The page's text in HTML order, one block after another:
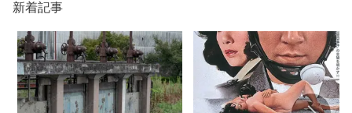
新着記事